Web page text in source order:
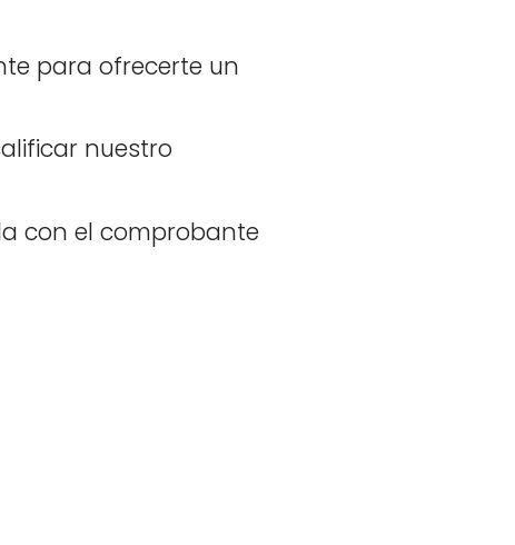
para ofrecerte un
nuestro
con el comprobante